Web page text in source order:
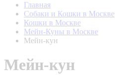
Главная
Собаки и Кошки в Москве
Кошки в Москве
Мейн-Куны в Москве
Мейн-кун
Мейн-кун